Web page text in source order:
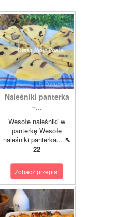
Naleśniki panterka
–...
Wesołe naleśniki w
panterkę Wesołe
naleśniki panterka... ⇖
22
Zobacz przepis!